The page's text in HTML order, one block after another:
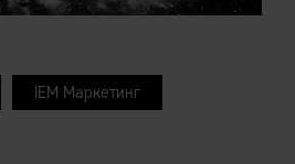
IEM Маркетинг